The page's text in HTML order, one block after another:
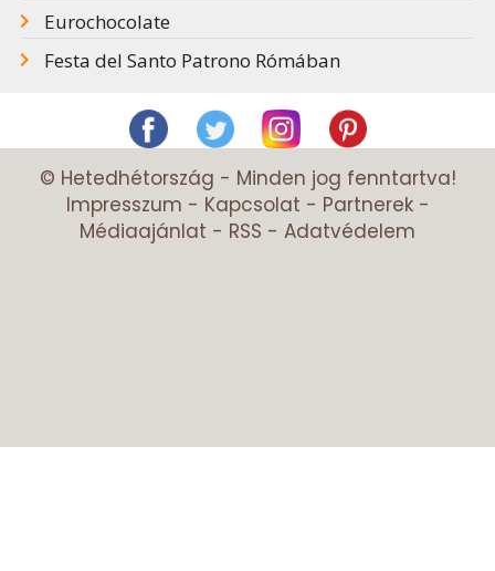
Eurochocolate
Festa del Santo Patrono Rómában
© Hetedhétország - Minden jog fenntartva!
Impresszum - Kapcsolat - Partnerek-
Médiaajánlat - RSS - Adatvédelem